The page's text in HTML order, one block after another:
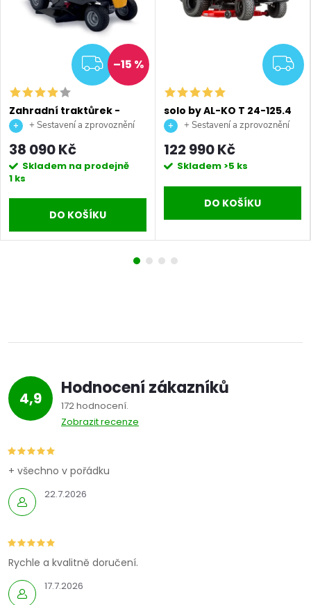
ZDARMA
–15 %
Zahradní traktůrek -
Stiga COMBI 166
+ Sestavení a zprovoznění
stroje + doprava až na vaši
zahradu.
38 090 Kč
Skladem na prodejně
1 ks
DO KOŠÍKU
solo by AL-KO T 24-125.4
HD V2 Premium
traktor
+ Sestavení a zprovoznění
stroje + doprava až na vaši
zahradu.
122 990 Kč
Skladem >5 ks
DO KOŠÍKU
4,9 Hodnocení zákazníků
172 hodnocení
Zobrazit recenze
22.7.2026
+ všechno v pořádku
17.7.2026
Rychle a kvalitně doručení.